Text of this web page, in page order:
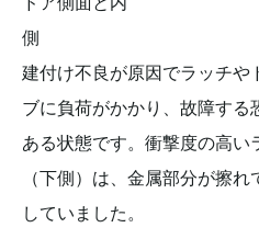
建付け不良が原因でラッチや
ブに負荷がかかり、故障する
ある状態です。衝撃度の高い
（下側）は、金属部分が擦れ
していました。